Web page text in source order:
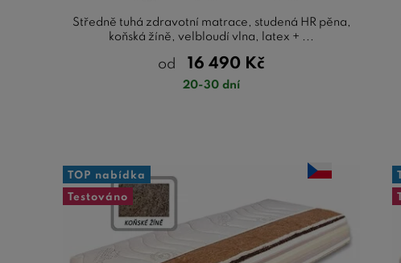
Středně tuhá zdravotní matrace, studená HR pěna,
koňská žíně, velbloudí vlna, latex + ...
od 16 490 Kč
20-30 dní
TOP nabídka
Testováno